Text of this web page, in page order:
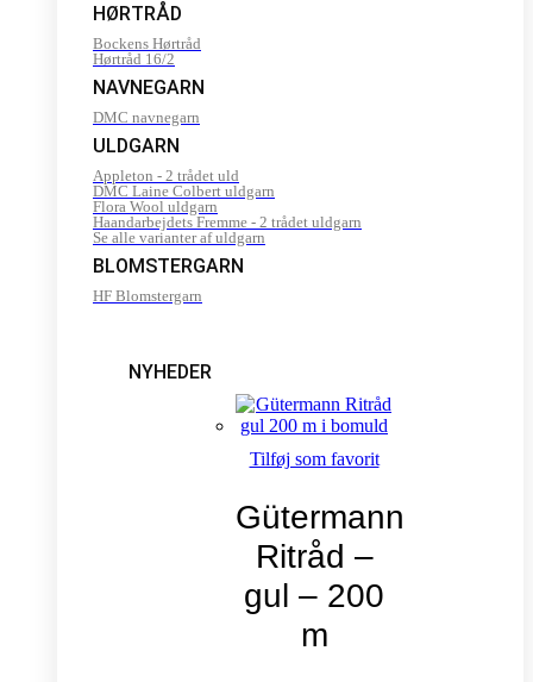
HØRTRÅD
Bockens Hørtråd
Hørtråd 16/2
NAVNEGARN
DMC navnegarn
ULDGARN
Appleton - 2 trådet uld
DMC Laine Colbert uldgarn
Flora Wool uldgarn
Haandarbejdets Fremme - 2 trådet uldgarn
Se alle varianter af uldgarn
BLOMSTERGARN
HF Blomstergarn
NYHEDER
Tilføj som favorit
Gütermann
Ritråd –
gul – 200
m